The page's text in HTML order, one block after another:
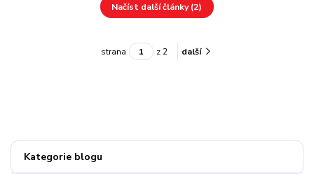
Kategorie blogu
Načíst další články (2)
strana z 2 další